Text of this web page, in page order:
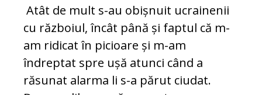
Atât de mult s-au obișnuit ucrainenii
cu războiul, încât până și faptul că m-
am ridicat în picioare și m-am
îndreptat spre ușă atunci când a
răsunat alarma li s-a părut ciudat.